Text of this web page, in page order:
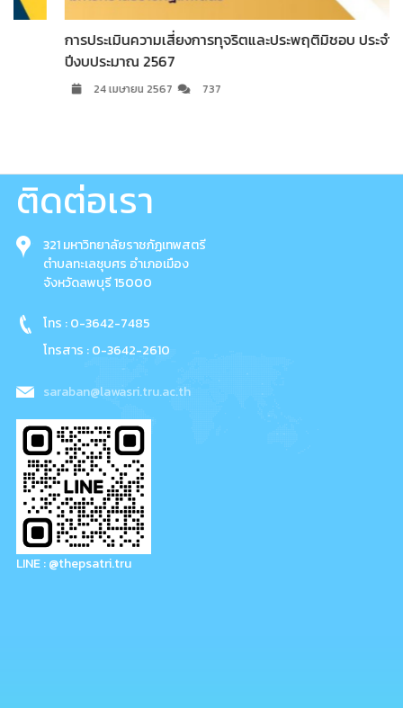
การประเมินความเสี่ยงการทุจริตและประพฤติมิชอบ ประจำ
ปีงบประมาณ 2567
24 เมษายน 2567 737
ติดต่อเรา
321 มหาวิทยาลัยราชภัฏเทพสตรี
ตำบลทะเลชุบศร อำเภอเมือง
จังหวัดลพบุรี 15000
โทร : 0-3642-7485
โทรสาร : 0-3642-2610
saraban@lawasri.tru.ac.th
LINE : @thepsatri.tru